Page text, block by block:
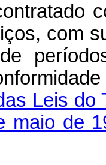
com
Leis do
maio de